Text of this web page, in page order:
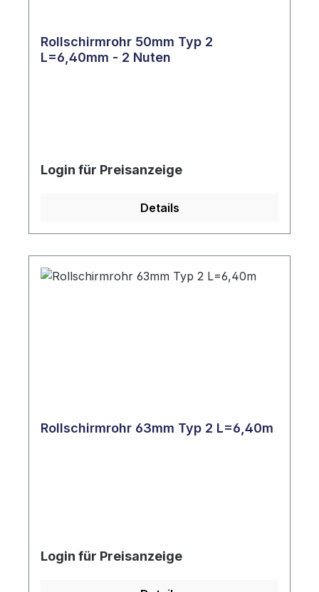
Rollschirmrohr 50mm Typ 2
L=6,40mm - 2 Nuten
Login für Preisanzeige
Details
Rollschirmrohr 63mm Typ 2 L=6,40m
Login für Preisanzeige